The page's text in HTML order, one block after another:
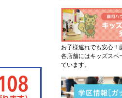
お子様連れでも安心！
各店舗にはキッズスペ
ています。